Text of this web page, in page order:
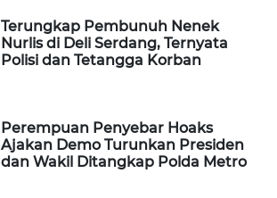
Terungkap Pembunuh Nenek
Nurlis di Deli Serdang, Ternyata
Polisi dan Tetangga Korban
Perempuan Penyebar Hoaks
Ajakan Demo Turunkan Presiden
dan Wakil Ditangkap Polda Metro